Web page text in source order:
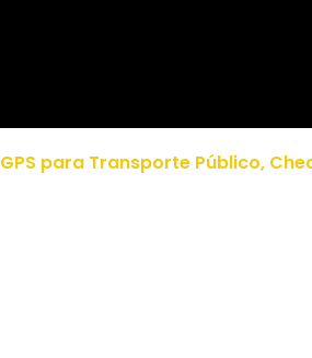
GPS para Transporte Público,